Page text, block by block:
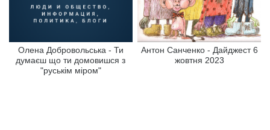
Олена Добровольська - Ти
думаєш що ти домовишся з
"руськім міром"
Антон Санченко - Дайджест 6
жовтня 2023